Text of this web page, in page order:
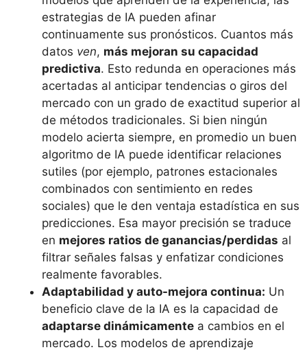
estrategias de IA pueden afinar
continuamente sus pronósticos. Cuantos más
datos ven, más mejoran su capacidad
predictiva​. Esto redunda en operaciones más
acertadas al anticipar tendencias o giros del
mercado con un grado de exactitud superior al
de métodos tradicionales. Si bien ningún
modelo acierta siempre, en promedio un buen
algoritmo de IA puede identificar relaciones
sutiles (por ejemplo, patrones estacionales
combinados con sentimiento en redes
sociales) que le den ventaja estadística en sus
predicciones. Esa mayor precisión se traduce
en mejores ratios de ganancias/perdidas al
filtrar señales falsas y enfatizar condiciones
realmente favorables.
Adaptabilidad y auto-mejora continua: Un
beneficio clave de la IA es la capacidad de
adaptarse dinámicamente a cambios en el
mercado. Los modelos de aprendizaje